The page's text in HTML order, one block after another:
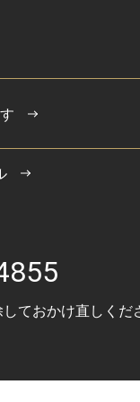
しておかけ直しくだ